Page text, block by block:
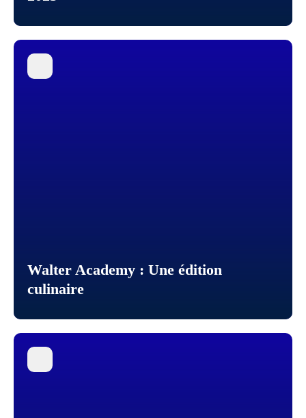
Walter Academy : Une édition
culinaire